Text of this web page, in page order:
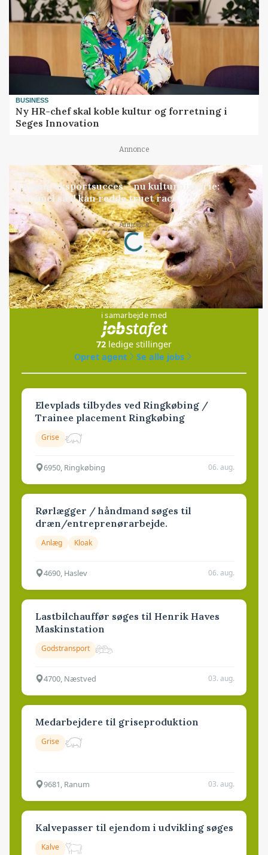
BUSINESS
Ny HR-chef skal koble kultur og forretning i
Seges Innovation
Annonce
GRISE
Engang eksportsucces – nu kulturhistorie:
Gammel sæd kan redde truet race
Annonce
Loading...
Jobs
i samarbejde med
72 ledige stillinger
Opret agent
Se alle jobs
Elevplads tilbydes ved Ringkøbing /
Trainee placement Ringkøbing
Grise
6950, Ringkøbing 06. aug.
Rørlægger / håndmand søges til
dræn/entreprenørarbejde.
Anlæg Kloak
4690, Haslev 06. aug.
Lastbilchauffør søges til Henrik Haves
Maskinstation
Godstransport
4700, Næstved 03. aug.
Medarbejdere til griseproduktion
Grise
9681, Ranum 03. aug.
Kalvepasser til ejendom i udvikling søges
Kalve